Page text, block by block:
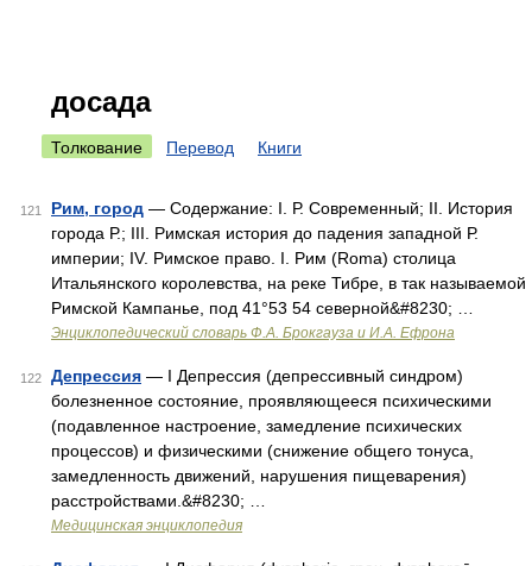
досада
Толкование Перевод Книги
121 Рим, город — Содержание: I. Р. Современный; II. История
города Р.; III. Римская история до падения западной Р.
империи; IV. Римское право. I. Рим (Roma) столица
Итальянского королевства, на реке Тибре, в так называемой
Римской Кампанье, под 41°53 54 северной&#8230; …
Энциклопедический словарь Ф.А. Брокгауза и И.А. Ефрона
122 Депрессия — I Депрессия (депрессивный синдром)
болезненное состояние, проявляющееся психическими
(подавленное настроение, замедление психических
процессов) и физическими (снижение общего тонуса,
замедленность движений, нарушения пищеварения)
расстройствами.&#8230; …
Медицинская энциклопедия